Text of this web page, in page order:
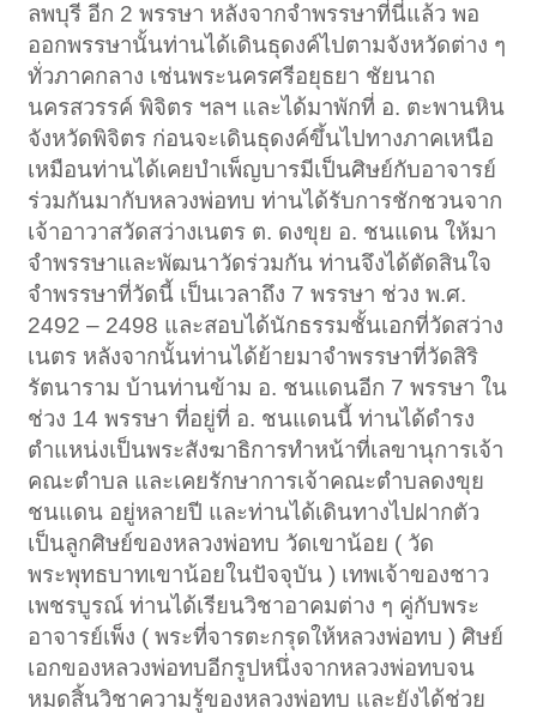
ลพบุรี อีก 2 พรรษา หลังจากจำพรรษาที่นี่แล้ว พอ
ออกพรรษานั้นท่านได้เดินธุดงค์ไปตามจังหวัดต่าง ๆ
ทั่วภาคกลาง เช่นพระนครศรีอยุธยา ชัยนาถ
นครสวรรค์ พิจิตร ฯลฯ และได้มาพักที่ อ. ตะพานหิน
จังหวัดพิจิตร ก่อนจะเดินธุดงค์ขึ้นไปทางภาคเหนือ
เหมือนท่านได้เคยบำเพ็ญบารมีเป็นศิษย์กับอาจารย์
ร่วมกันมากับหลวงพ่อทบ ท่านได้รับการชักชวนจาก
เจ้าอาวาสวัดสว่างเนตร ต. ดงขุย อ. ชนแดน ให้มา
จำพรรษาและพัฒนาวัดร่วมกัน ท่านจึงได้ตัดสินใจ
จำพรรษาที่วัดนี้ เป็นเวลาถึง 7 พรรษา ช่วง พ.ศ.
2492 – 2498 และสอบได้นักธรรมชั้นเอกที่วัดสว่าง
เนตร หลังจากนั้นท่านได้ย้ายมาจำพรรษาที่วัดสิริ
รัตนาราม บ้านท่านข้าม อ. ชนแดนอีก 7 พรรษา ใน
ช่วง 14 พรรษา ที่อยู่ที่ อ. ชนแดนนี้ ท่านได้ดำรง
ตำแหน่งเป็นพระสังฆาธิการทำหน้าที่เลขานุการเจ้า
คณะตำบล และเคยรักษาการเจ้าคณะตำบลดงขุย
ชนแดน อยู่หลายปี และท่านได้เดินทางไปฝากตัว
เป็นลูกศิษย์ของหลวงพ่อทบ วัดเขาน้อย ( วัด
พระพุทธบาทเขาน้อยในปัจจุบัน ) เทพเจ้าของชาว
เพชรบูรณ์ ท่านได้เรียนวิชาอาคมต่าง ๆ คู่กับพระ
อาจารย์เพ็ง ( พระที่จารตะกรุดให้หลวงพ่อทบ ) ศิษย์
เอกของหลวงพ่อทบอีกรูปหนึ่งจากหลวงพ่อทบจน
หมดสิ้นวิชาความรู้ของหลวงพ่อทบ และยังได้ช่วย